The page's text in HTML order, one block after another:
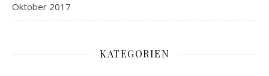
Oktober 2017
KATEGORIEN